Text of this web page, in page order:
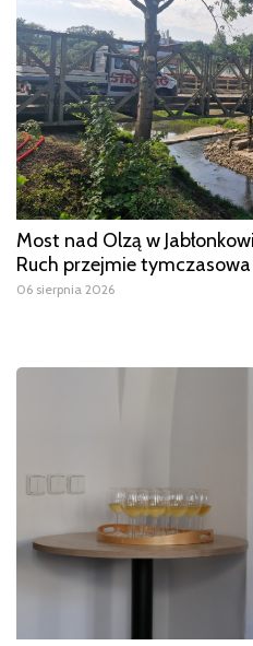
Most nad Olzą w
Ruch przejmie
06 sierpnia 2026